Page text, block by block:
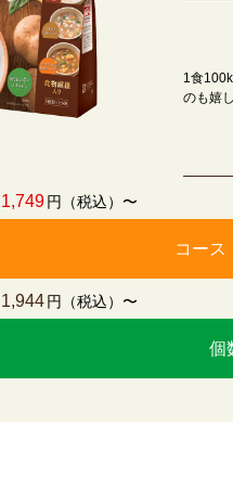
1食
のも嬉
1,749 円（税込）〜
コース
1,944 円（税込）〜
個